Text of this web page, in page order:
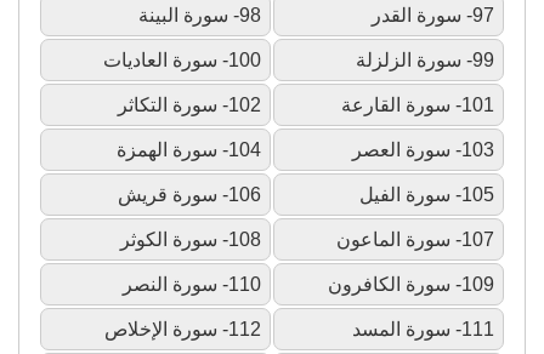
97- سورة القدر 98- سورة البينة
99- سورة الزلزلة 100- سورة العاديات
101- سورة القارعة 102- سورة التكاثر
103- سورة العصر 104- سورة الهمزة
105- سورة الفيل 106- سورة قريش
107- سورة الماعون 108- سورة الكوثر
109- سورة الكافرون 110- سورة النصر
111- سورة المسد 112- سورة الإخلاص